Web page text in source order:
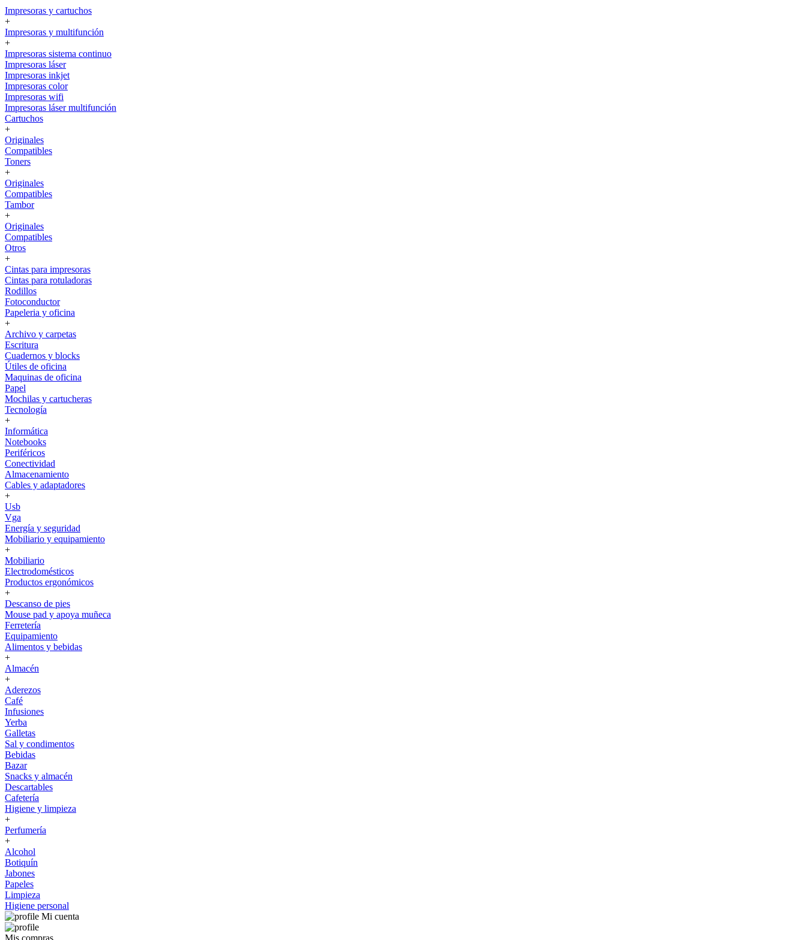
Impresoras y cartuchos
+
Impresoras y multifunción
+
Impresoras sistema continuo
Impresoras láser
Impresoras inkjet
Impresoras color
Impresoras wifi
Impresoras láser multifunción
Cartuchos
+
Originales
Compatibles
Toners
+
Originales
Compatibles
Tambor
+
Originales
Compatibles
Otros
+
Cintas para impresoras
Cintas para rotuladoras
Rodillos
Fotoconductor
Papeleria y oficina
+
Archivo y carpetas
Escritura
Cuadernos y blocks
Útiles de oficina
Maquinas de oficina
Papel
Mochilas y cartucheras
Tecnología
+
Informática
Notebooks
Periféricos
Conectividad
Almacenamiento
Cables y adaptadores
+
Usb
Vga
Energía y seguridad
Mobiliario y equipamiento
+
Mobiliario
Electrodomésticos
Productos ergonómicos
+
Descanso de pies
Mouse pad y apoya muñeca
Ferretería
Equipamiento
Alimentos y bebidas
+
Almacén
+
Aderezos
Café
Infusiones
Yerba
Galletas
Sal y condimentos
Bebidas
Bazar
Snacks y almacén
Descartables
Cafetería
Higiene y limpieza
+
Perfumería
+
Alcohol
Botiquín
Jabones
Papeles
Limpieza
Higiene personal
Mi cuenta
Mis compras